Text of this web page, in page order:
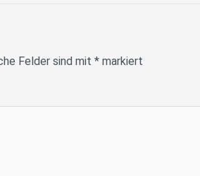
Felder sind mit * markiert